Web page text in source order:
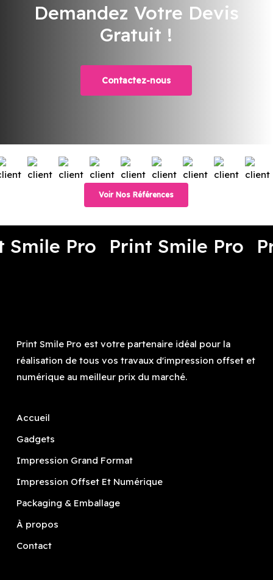
Demandez Votre Devis
Gratuit !
Contactez-nous
Voir Nos Références
Smile Pro Print Smile Pro
Print Smile Pro est votre partenaire idéal pour la
réalisation de tous vos travaux d'impression offset et
numérique au meilleur prix du marché.
Accueil
Gadgets
Impression Grand Format
Impression Offset Et Numérique
Packaging & Emballage
À propos
Contact